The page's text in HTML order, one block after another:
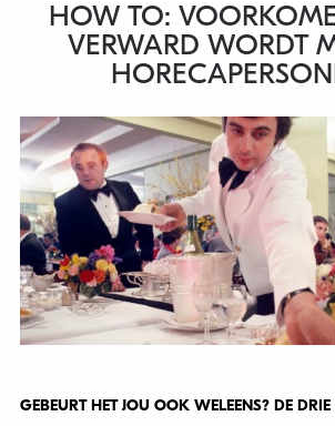
HOW TO:
VERWARD WORDT
GEBEURT HET JOU OOK WELEENS? DE DRIE